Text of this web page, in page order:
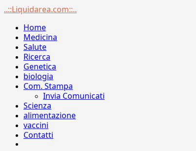
Menu
..::Liquidarea.com::..
Home
Medicina
Salute
Ricerca
Genetica
biologia
Com. Stampa
Invia Comunicati
Scienza
alimentazione
vaccini
Contatti